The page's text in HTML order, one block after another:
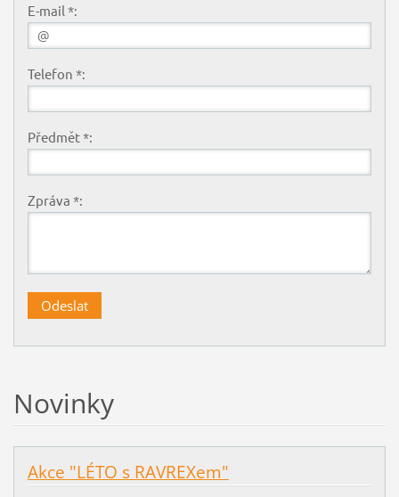
E-mail *:
Telefon *:
Předmět *:
Zpráva *:
Novinky
Akce "LÉTO s RAVREXem"